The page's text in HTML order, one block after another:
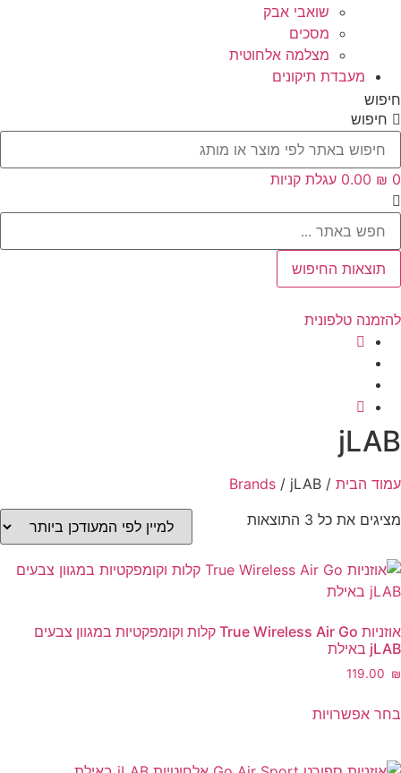
שואבי אבק
מסכים
מצלמה אלחוטית
מעבדת תיקונים
חיפוש
חיפוש
‎0.00 ₪ 0
עגלת קניות
Search
...
תוצאות החיפוש
להזמנה טלפונית
jLAB
עמוד הבית /
Brands / jLAB
מציגים את כל ⁦3⁩ התוצאות
ממוין
הפריט
אוזניות True Wireless Air Go קלות וקומפקטיות במגוון צבעים
jLAB באילת
‎119.00 ₪
בחר אפשרויותזה
מספר